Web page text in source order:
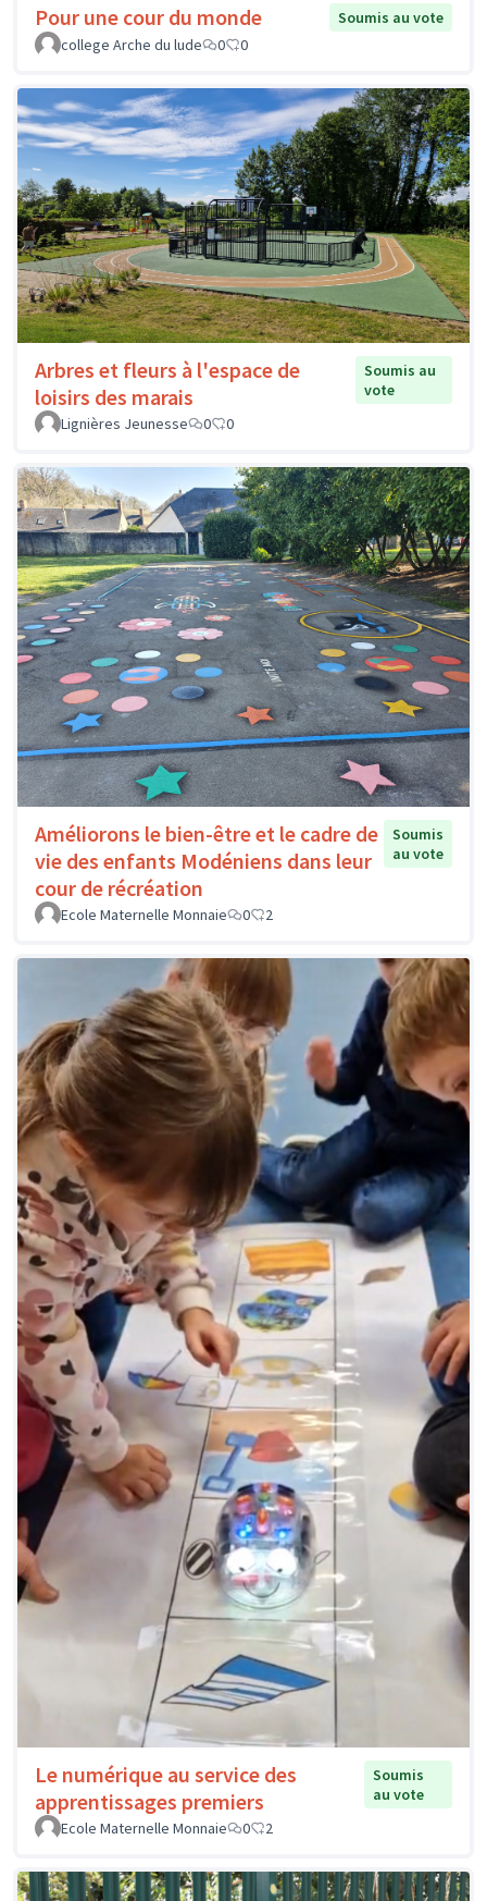
Pour une cour du monde
Soumis au vote
college Arche du lude
0 0
Arbres et fleurs à l'espace de
loisirs des marais
Soumis au
vote
Lignières Jeunesse
0 0
Améliorons le bien-être et le cadre de
vie des enfants Modéniens dans leur
cour de récréation
Soumis
au vote
Ecole Maternelle Monnaie 0 2
Le numérique au service des
apprentissages premiers
Soumis
au vote
Ecole Maternelle Monnaie
0 2